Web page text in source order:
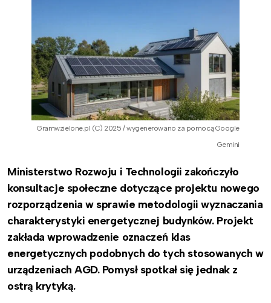
Gramwzielone.pl (C) 2025 / wygenerowano za pomocą Google
Gemini
Ministerstwo Rozwoju i Technologii zakończyło
konsultacje społeczne dotyczące projektu nowego
rozporządzenia w sprawie metodologii wyznaczania
charakterystyki energetycznej budynków. Projekt
zakłada wprowadzenie oznaczeń klas
energetycznych podobnych do tych stosowanych w
urządzeniach AGD. Pomysł spotkał się jednak z
ostrą krytyką.